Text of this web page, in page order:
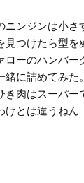
ニンジンは小さ
見つけたら型を
ローのハンバー
緒に詰めてみた
き肉はスーパー
とは違うねん